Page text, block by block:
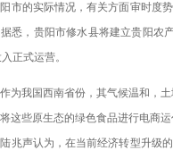
的实际情况，有关方面审时度势
悉，贵阳市修水县将建立贵阳农
正式运营。
我国西南省份，其气候温和，土
这些原生态的绿色食品进行电商
兆声认为，在当前经济转型升级